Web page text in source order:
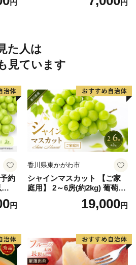
円
でに順次発送致します。 / 訳
円
た人は
見ています
約
晴
円
香川県東かがわ市
シャインマスカット 【ご家
庭用】 2～6房(約2kg) 葡萄 ぶ
どう ブドウ フルーツ 果物 く
だもの 果実 旬の果物 旬のフ
19,000円